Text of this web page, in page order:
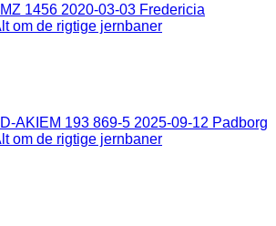
1456 2020-03-03 Fredericia
om de rigtige jernbaner
AKIEM 193 869-5 2025-09-12 Padborg
om de rigtige jernbaner